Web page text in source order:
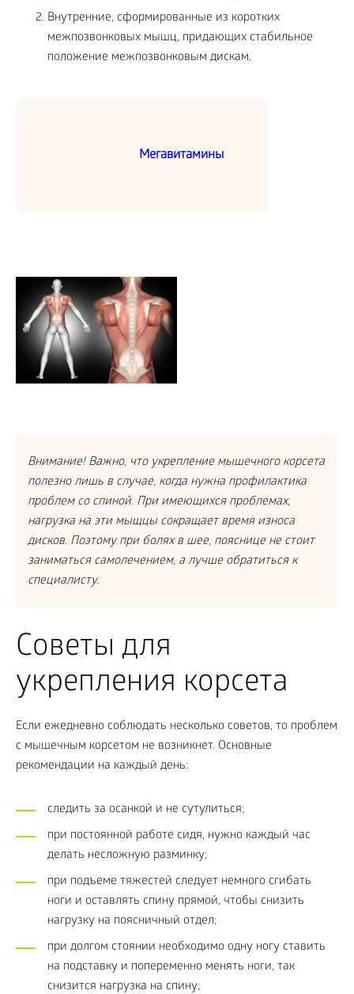
Внутренние, сформированные из коротких
межпозвонковых мышц, придающих стабильное
положение межпозвонковым дискам.
Мегавитамины
Внимание! Важно, что укрепление мышечного корсета
полезно лишь в случае, когда нужна профилактика
проблем со спиной. При имеющихся проблемах,
нагрузка на эти мыщцы сокращает время износа
дисков. Поэтому при болях в шее, пояснице не стоит
заниматься самолечением, а лучше обратиться к
специалисту.
Советы для
укрепления корсета
Если ежедневно соблюдать несколько советов, то проблем
с мышечным корсетом не возникнет. Основные
рекомендации на каждый день:
следить за осанкой и не сутулиться;
при постоянной работе сидя, нужно каждый час
делать несложную разминку;
при подъеме тяжестей следует немного сгибать
ноги и оставлять спину прямой, чтобы снизить
нагрузку на поясничный отдел;
при долгом стоянии необходимо одну ногу ставить
на подставку и попеременно менять ноги, так
снизится нагрузка на спину;